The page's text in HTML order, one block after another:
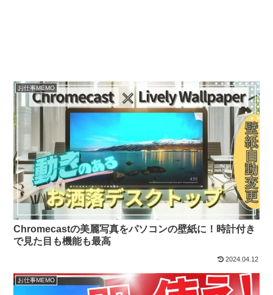
お仕事MEMO
Chromecastの美麗写真をパソコンの壁紙に！時計付き
で見た目も機能も最高
2024.04.12
お仕事MEMO